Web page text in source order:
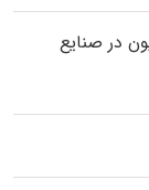
در صنایع